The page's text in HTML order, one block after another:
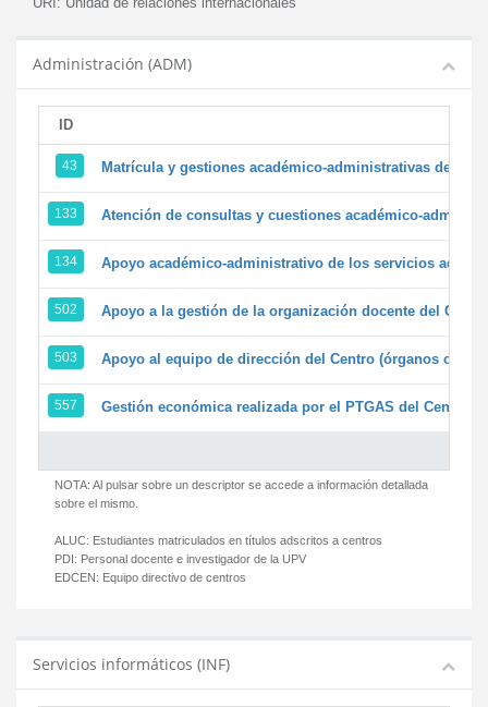
Administración (ADM)
ID
43 Matrícula y gestiones académico-administrativas de la
133 Atención de consultas y cuestiones académico-
134 Apoyo académico-administrativo de los servicios
502 Apoyo a la gestión de la organización docente del
503 Apoyo al equipo de dirección del Centro (órganos
557 Gestión económica realizada por el PTGAS del Centro
NOTA: Al pulsar sobre un descriptor se accede a información detallada
sobre el mismo.
ALUC: Estudiantes matriculados en títulos adscritos a centros
PDI: Personal docente e investigador de la UPV
EDCEN: Equipo directivo de centros
Servicios informáticos (INF)